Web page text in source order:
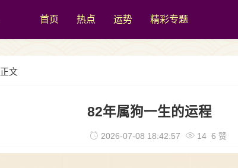
首页 热点 运势 精彩专题
正文
82年属狗一生的运程
2026-07-08 18:42:57 14 6 赞